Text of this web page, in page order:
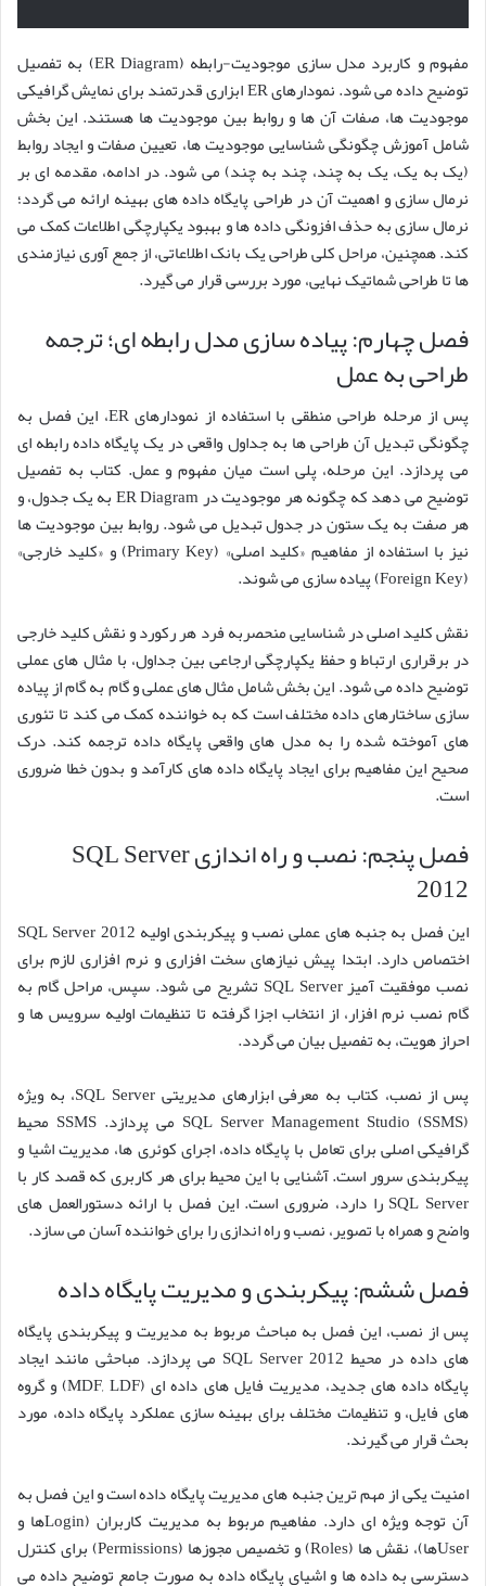
مفهوم و کاربرد مدل سازی موجودیت-رابطه (ER Diagram) به تفصیل
توضیح داده می شود. نمودارهای ER ابزاری قدرتمند برای نمایش گرافیکی
موجودیت ها، صفات آن ها و روابط بین موجودیت ها هستند. این بخش
شامل آموزش چگونگی شناسایی موجودیت ها، تعیین صفات و ایجاد روابط
(یک به یک، یک به چند، چند به چند) می شود. در ادامه، مقدمه ای بر
نرمال سازی و اهمیت آن در طراحی پایگاه داده های بهینه ارائه می گردد؛
نرمال سازی به حذف افزونگی داده ها و بهبود یکپارچگی اطلاعات کمک می
کند. همچنین، مراحل کلی طراحی یک بانک اطلاعاتی، از جمع آوری نیازمندی
ها تا طراحی شماتیک نهایی، مورد بررسی قرار می گیرد.
فصل چهارم: پیاده سازی مدل رابطه ای؛ ترجمه
طراحی به عمل
پس از مرحله طراحی منطقی با استفاده از نمودارهای ER، این فصل به
چگونگی تبدیل آن طراحی ها به جداول واقعی در یک پایگاه داده رابطه ای
می پردازد. این مرحله، پلی است میان مفهوم و عمل. کتاب به تفصیل
توضیح می دهد که چگونه هر موجودیت در ER Diagram به یک جدول، و
هر صفت به یک ستون در جدول تبدیل می شود. روابط بین موجودیت ها
نیز با استفاده از مفاهیم «کلید اصلی» (Primary Key) و «کلید خارجی»
(Foreign Key) پیاده سازی می شوند.
نقش کلید اصلی در شناسایی منحصربه فرد هر رکورد و نقش کلید خارجی
در برقراری ارتباط و حفظ یکپارچگی ارجاعی بین جداول، با مثال های عملی
توضیح داده می شود. این بخش شامل مثال های عملی و گام به گام از پیاده
سازی ساختارهای داده مختلف است که به خواننده کمک می کند تا تئوری
های آموخته شده را به مدل های واقعی پایگاه داده ترجمه کند. درک
صحیح این مفاهیم برای ایجاد پایگاه داده های کارآمد و بدون خطا ضروری
است.
فصل پنجم: نصب و راه اندازی SQL Server
2012
این فصل به جنبه های عملی نصب و پیکربندی اولیه SQL Server 2012
اختصاص دارد. ابتدا پیش نیازهای سخت افزاری و نرم افزاری لازم برای
نصب موفقیت آمیز SQL Server تشریح می شود. سپس، مراحل گام به
گام نصب نرم افزار، از انتخاب اجزا گرفته تا تنظیمات اولیه سرویس ها و
احراز هویت، به تفصیل بیان می گردد.
پس از نصب، کتاب به معرفی ابزارهای مدیریتی SQL Server، به ویژه
SQL Server Management Studio (SSMS) می پردازد. SSMS محیط
گرافیکی اصلی برای تعامل با پایگاه داده، اجرای کوئری ها، مدیریت اشیا و
پیکربندی سرور است. آشنایی با این محیط برای هر کاربری که قصد کار با
SQL Server را دارد، ضروری است. این فصل با ارائه دستورالعمل های
واضح و همراه با تصویر، نصب و راه اندازی را برای خواننده آسان می سازد.
فصل ششم: پیکربندی و مدیریت پایگاه داده
پس از نصب، این فصل به مباحث مربوط به مدیریت و پیکربندی پایگاه
های داده در محیط SQL Server 2012 می پردازد. مباحثی مانند ایجاد
پایگاه داده های جدید، مدیریت فایل های داده ای (MDF, LDF) و گروه
های فایل، و تنظیمات مختلف برای بهینه سازی عملکرد پایگاه داده، مورد
بحث قرار می گیرند.
امنیت یکی از مهم ترین جنبه های مدیریت پایگاه داده است و این فصل به
آن توجه ویژه ای دارد. مفاهیم مربوط به مدیریت کاربران (Loginها و
Userها)، نقش ها (Roles) و تخصیص مجوزها (Permissions) برای کنترل
دسترسی به داده ها و اشیای پایگاه داده به صورت جامع توضیح داده می